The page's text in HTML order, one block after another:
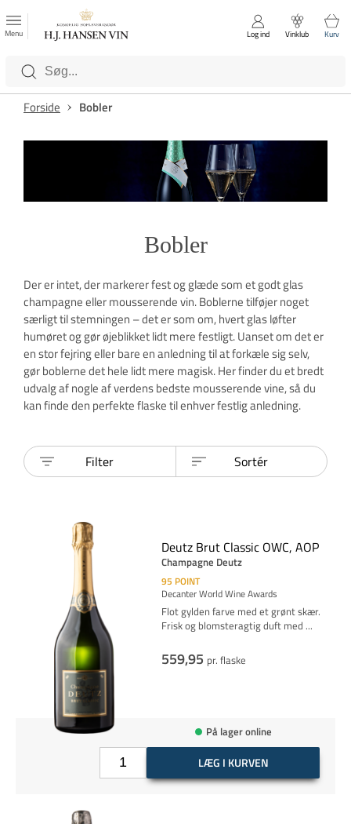
Luk
Kategorier
Menu Log ind Vinklub Kurv
Forside Bobler
Bobler
Der er intet, der markerer fest og glæde som et godt glas
champagne eller mousserende vin. Boblerne tilføjer noget
særligt til stemningen – det er som om, hvert glas løfter
humøret og gør øjeblikket lidt mere festligt. Uanset om det er
en stor fejring eller bare en anledning til at forkæle sig selv,
gør boblerne det hele lidt mere magisk. Her finder du et bredt
udvalg af nogle af verdens bedste mousserende vine, så du
kan finde den perfekte flaske til enhver festlig anledning.
Filter Sortér
Deutz Brut Classic OWC, AOP
Champagne Deutz
95 POINT
Decanter World Wine Awards
Flot gylden farve med et grønt skær.
Frisk og blomsteragtig duft med ...
559,95 pr. flaske
På lager online
LÆG I KURVEN